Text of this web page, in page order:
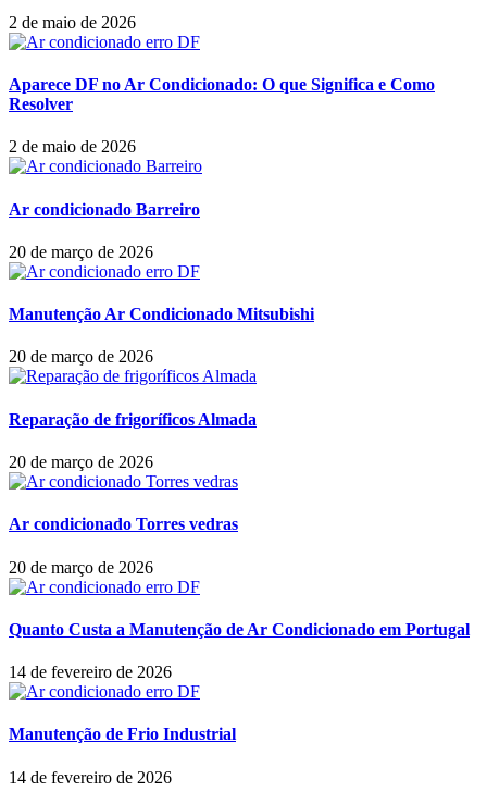
2 de maio de 2026
Aparece DF no Ar Condicionado: O que Significa e Como
Resolver
2 de maio de 2026
Ar condicionado Barreiro
20 de março de 2026
Manutenção Ar Condicionado Mitsubishi
20 de março de 2026
Reparação de frigoríficos Almada
20 de março de 2026
Ar condicionado Torres vedras
20 de março de 2026
Quanto Custa a Manutenção de Ar Condicionado em Portugal
14 de fevereiro de 2026
Manutenção de Frio Industrial
14 de fevereiro de 2026